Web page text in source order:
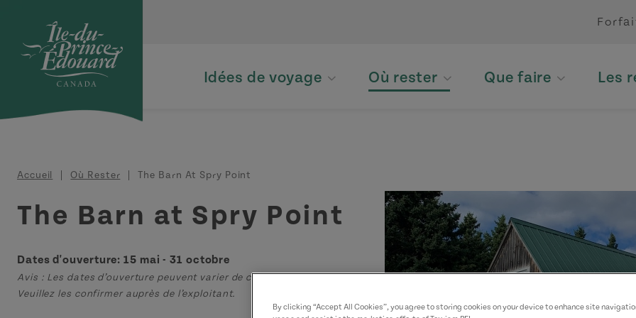
Idées de voyage Où rester Que faire Les
Fil d'Ariane
Accueil Où Rester The Barn At Spry Point
The Barn at Spry Point
Dates d'ouverture: 15 mai - 31 octobre
Avis : Les dates d’ouverture peuvent varier de celles publiées ici.
Veuillez les confirmer auprès de l’exploitant.
By clicking “Accept All Cookies”, you agree to storing cookies on your device to enhance site